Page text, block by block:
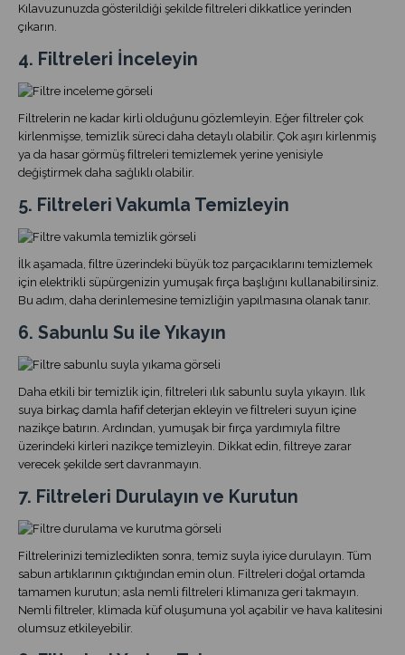
Kılavuzunuzda gösterildiği şekilde filtreleri dikkatlice yerinden
çıkarın.
4. Filtreleri İnceleyin
Filtrelerin ne kadar kirli olduğunu gözlemleyin. Eğer filtreler çok
kirlenmişse, temizlik süreci daha detaylı olabilir. Çok aşırı kirlenmiş
ya da hasar görmüş filtreleri temizlemek yerine yenisiyle
değiştirmek daha sağlıklı olabilir.
5. Filtreleri Vakumla Temizleyin
İlk aşamada, filtre üzerindeki büyük toz parçacıklarını temizlemek
için elektrikli süpürgenizin yumuşak fırça başlığını kullanabilirsiniz.
Bu adım, daha derinlemesine temizliğin yapılmasına olanak tanır.
6. Sabunlu Su ile Yıkayın
Daha etkili bir temizlik için, filtreleri ılık sabunlu suyla yıkayın. Ilık
suya birkaç damla hafif deterjan ekleyin ve filtreleri suyun içine
nazikçe batırın. Ardından, yumuşak bir fırça yardımıyla filtre
üzerindeki kirleri nazikçe temizleyin. Dikkat edin, filtreye zarar
verecek şekilde sert davranmayın.
7. Filtreleri Durulayın ve Kurutun
Filtrelerinizi temizledikten sonra, temiz suyla iyice durulayın. Tüm
sabun artıklarının çıktığından emin olun. Filtreleri doğal ortamda
tamamen kurutun; asla nemli filtreleri klimanıza geri takmayın.
Nemli filtreler, klimada küf oluşumuna yol açabilir ve hava kalitesini
olumsuz etkileyebilir.